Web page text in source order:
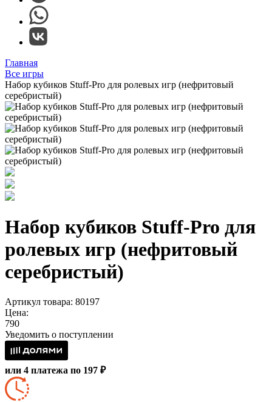
Главная
Все игры
Набор кубиков Stuff-Pro для ролевых игр (нефритовый
серебристый)
Набор кубиков Stuff-Pro для
ролевых игр (нефритовый
серебристый)
Артикул товара: 80197
Цена:
790
Уведомить о поступлении
или 4 платежа по 197 ₽